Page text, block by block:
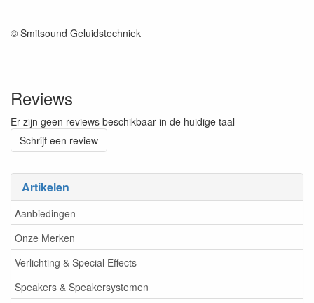
Artikelen
Aanbiedingen
Onze Merken
Verlichting & Special Effects
Speakers & Speakersystemen
© Smitsound Geluidstechniek
Reviews
Er zijn geen reviews beschikbaar in de huidige taal
Schrijf een review